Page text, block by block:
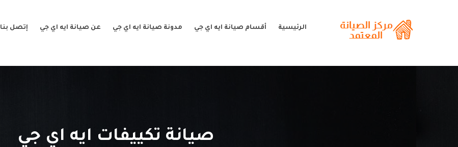
الرئيسية أقسام صيانة ايه اي جي مدونة صيانة ايه اي جي عن صيانة ايه اي جي إتصل بنا
صيانة تكييفات ايه اي جي